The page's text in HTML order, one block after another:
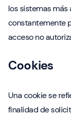
los sistemas más
constantemente
acceso no
Cookies
Una cookie se
finalidad de